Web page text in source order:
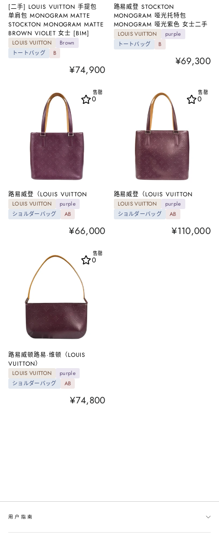
[二手] LOUIS VUITTON 手提包
单肩包 MONOGRAM MATTE
STOCKTON MONOGRAM MATTE
BROWN VIOLET 女士 [BIM]
LOUIS VUITTON
Brown
トートバッグ
B
¥74,900
路易威登 STOCKTON
MONOGRAM 哑光托特包
MONOGRAM 哑光紫色 女士二手
LOUIS VUITTON
purple
トートバッグ
B
¥69,300
售罄
路易威登（LOUIS VUITTON
LOUIS VUITTON
purple
ショルダーバッグ
AB
¥66,000
0
售罄
路易威登（LOUIS VUITTON
LOUIS VUITTON
purple
ショルダーバッグ
AB
¥110,000
0
售罄
路易威顿路易·维顿（LOUIS
VUITTON）
LOUIS VUITTON
purple
ショルダーバッグ
AB
¥74,800
0
用户指南